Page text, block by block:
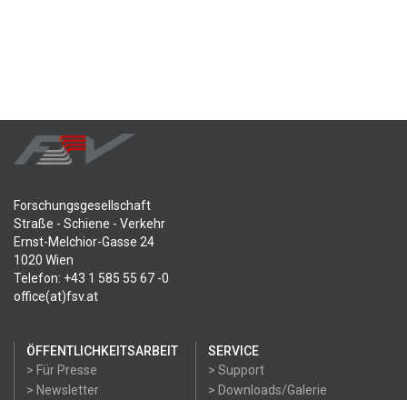
Forschungsgesellschaft
Straße - Schiene - Verkehr
Ernst-Melchior-Gasse 24
1020 Wien
Telefon: +43 1 585 55 67 -0
office(at)fsv.at
ÖFFENTLICHKEITSARBEIT
> Für Presse
> Newsletter
SERVICE
> Support
> Downloads/Galerie